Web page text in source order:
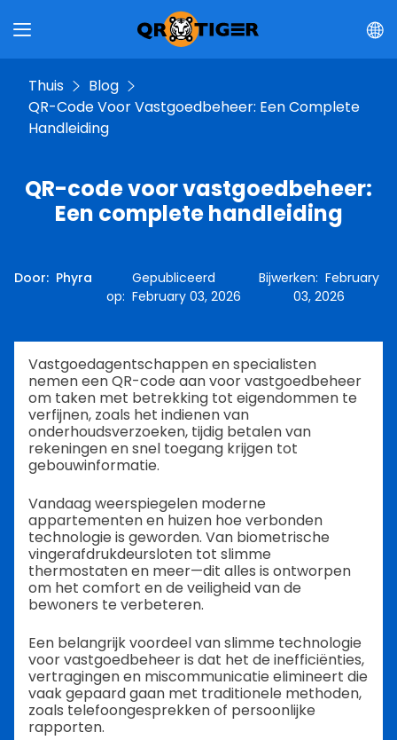
Thuis
Blog
QR-Code Voor Vastgoedbeheer: Een Complete
Handleiding
QR-code voor vastgoedbeheer:
Een complete handleiding
Door: Phyra
Gepubliceerd
op: February 03, 2026
Bijwerken: February
03, 2026
Vastgoedagentschappen en specialisten
nemen een QR-code aan voor vastgoedbeheer
om taken met betrekking tot eigendommen te
verfijnen, zoals het indienen van
onderhoudsverzoeken, tijdig betalen van
rekeningen en snel toegang krijgen tot
gebouwinformatie.
Vandaag weerspiegelen moderne
appartementen en huizen hoe verbonden
technologie is geworden. Van biometrische
vingerafdrukdeursloten tot slimme
thermostaten en meer—dit alles is ontworpen
om het comfort en de veiligheid van de
bewoners te verbeteren.
Een belangrijk voordeel van slimme technologie
voor vastgoedbeheer is dat het de inefficiënties,
vertragingen en miscommunicatie elimineert die
vaak gepaard gaan met traditionele methoden,
zoals telefoongesprekken of persoonlijke
rapporten.